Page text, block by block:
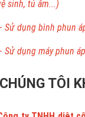
sinh, tủ âm...)
Sử dụng bình phun
Sử dụng máy phun
TÔI